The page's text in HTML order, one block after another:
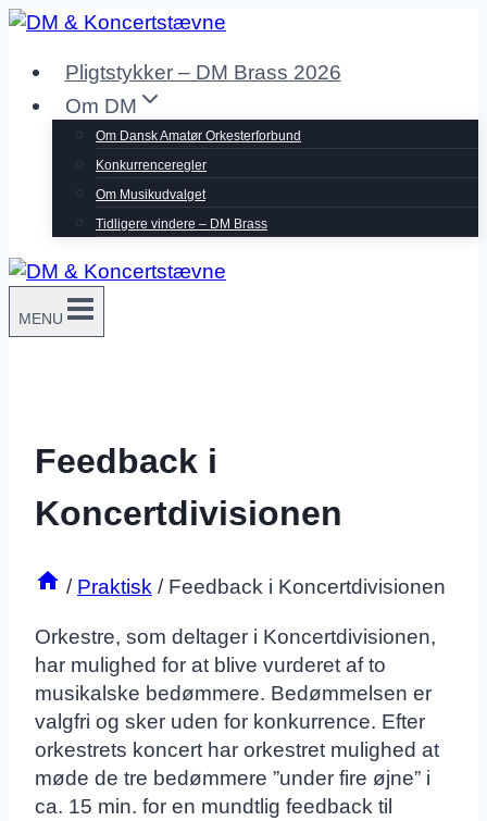
Fortsæt
indholdPligtstykker – DM Brass 2026
Om DM
Om Dansk Amatør Orkesterforbund
Konkurrenceregler
Om Musikudvalget
Tidligere vindere – DM Brass
MENU
Feedback i
Koncertdivisionen
/ Praktisk / Feedback i Koncertdivisionen
Orkestre, som deltager i Koncertdivisionen,
har mulighed for at blive vurderet af to
musikalske bedømmere. Bedømmelsen er
valgfri og sker uden for konkurrence. Efter
orkestrets koncert har orkestret mulighed at
møde de tre bedømmere ”under fire øjne” i
ca. 15 min. for en mundtlig feedback til